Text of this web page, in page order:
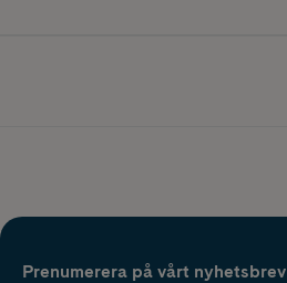
Prenumerera på vårt nyhetsbrev